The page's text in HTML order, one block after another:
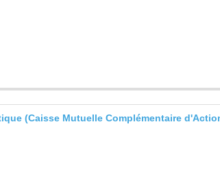
(Caisse Mutuelle Complémentaire